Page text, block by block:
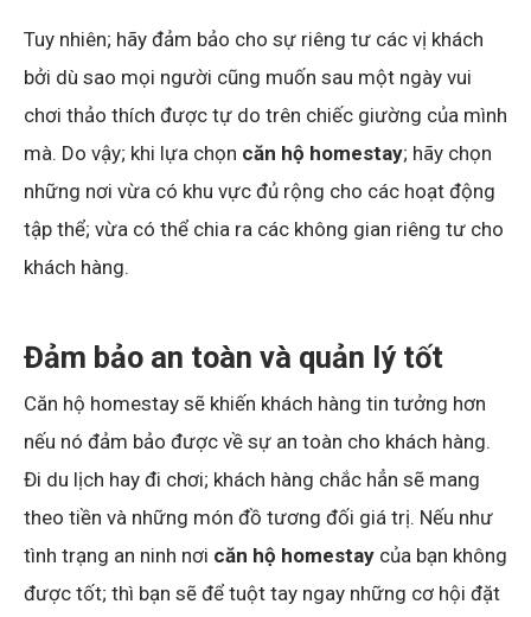
Tuy nhiên; hãy đảm bảo cho sự riêng tư các vị khách
bởi dù sao mọi người cũng muốn sau một ngày vui
chơi thảo thích được tự do trên chiếc giường của mình
mà. Do vậy; khi lựa chọn căn hộ homestay; hãy chọn
những nơi vừa có khu vực đủ rộng cho các hoạt động
tập thể; vừa có thể chia ra các không gian riêng tư cho
khách hàng.
Đảm bảo an toàn và quản lý tốt
Căn hộ homestay sẽ khiến khách hàng tin tưởng hơn
nếu nó đảm bảo được về sự an toàn cho khách hàng.
Đi du lịch hay đi chơi; khách hàng chắc hẳn sẽ mang
theo tiền và những món đồ tương đối giá trị. Nếu như
tình trạng an ninh nơi căn hộ homestay của bạn không
được tốt; thì bạn sẽ để tuột tay ngay những cơ hội đặt